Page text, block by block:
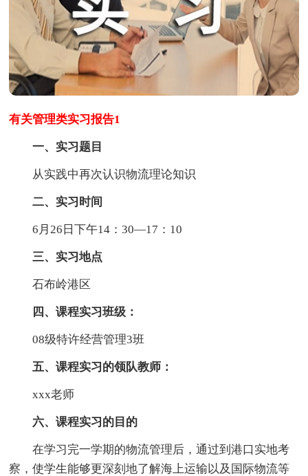
有关管理类实习报告1
一、实习题目
从实践中再次认识物流理论知识
二、实习时间
6月26日下午14：30—17：10
三、实习地点
石布岭港区
四、课程实习班级：
08级特许经营管理3班
五、课程实习的领队教师：
xxx老师
六、课程实习的目的
在学习完一学期的物流管理后，通过到港口实地考
察，使学生能够更深刻地了解海上运输以及国际物流等